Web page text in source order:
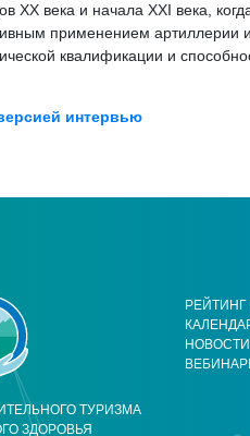
ХХ века и начала ХХI века,
применением артиллерии
квалификации и
интервью
ТУРИЗМА
ЗДОРОВЬЯ
РЕЙТИНГ
НОВОСТИ